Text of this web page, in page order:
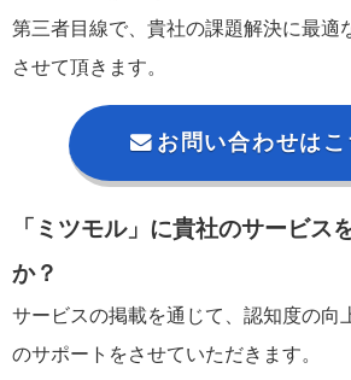
第三者目線で、貴社の課題解決に最適
させて頂きます。
お問い合わせはこ
「ミツモル」に貴社のサービス
か？
サービスの掲載を通じて、認知度の向
のサポートをさせていただきます。